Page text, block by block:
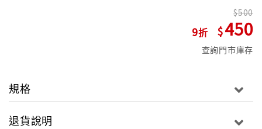
9
500
450
查詢門市庫存
規格
退貨說明